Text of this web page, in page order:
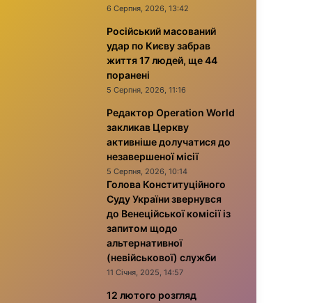
6 Серпня, 2026, 13:42
Російський масований
удар по Києву забрав
життя 17 людей, ще 44
поранені
5 Серпня, 2026, 11:16
Редактор Operation World
закликав Церкву
активніше долучатися до
незавершеної місії
5 Серпня, 2026, 10:14
Голова Конституційного
Суду України звернувся
до Венеційської комісії із
запитом щодо
альтернативної
(невійськової) служби
11 Січня, 2025, 14:57
12 лютого розгляд